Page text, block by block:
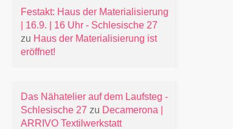
Festakt: Haus der Materialisierung
| 16.9. | 16 Uhr - Schlesische 27
zu Haus der Materialisierung ist
eröffnet!
Das Nähatelier auf dem Laufsteg -
Schlesische 27 zu Decamerona |
ARRIVO Textilwerkstatt